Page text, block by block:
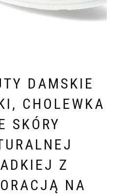
DAMSKIE
CHOLEWKA
SKÓRY
Z
NA